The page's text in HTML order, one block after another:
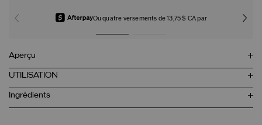
Ou quatre versements de 13,75 $ CA par
Aperçu
UTILISATION
Ingrédients